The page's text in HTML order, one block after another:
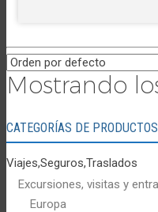
Mostrando
CATEGORÍAS DE PRODUCTOS
Viajes,Seguros,Traslados
Excursiones, visitas y
Europa